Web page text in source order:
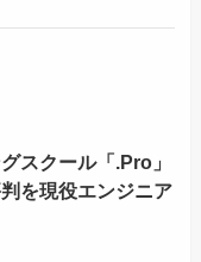
スクール「.Pro」
を現役エンジニア